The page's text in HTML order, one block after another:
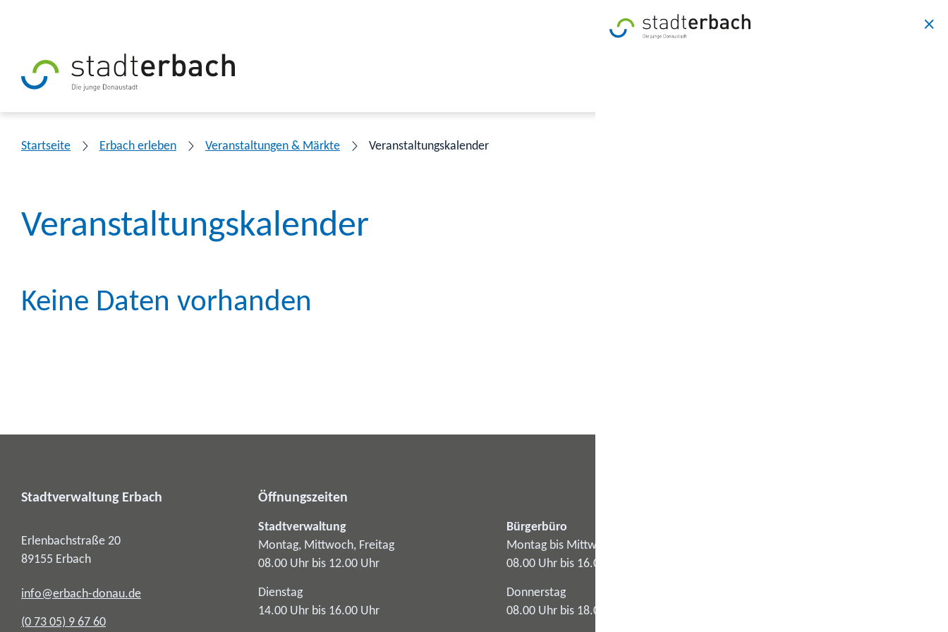
Startseite Erbach erleben Veranstaltungen & Märkte Veranstaltungskalender
Veranstaltungskalender
Keine Daten vorhanden
Stadtverwaltung Erbach
Erlenbachstraße 20
89155 Erbach
info@erbach-donau.de
(0 73 05) 9 67 60
Öffnungszeiten
Stadtverwaltung
Montag, Mittwoch, Freitag
08.00 Uhr bis 12.00 Uhr
Dienstag
14.00 Uhr bis 16.00 Uhr
Bürgerbüro
Montag bis Mittwoch
08.00 Uhr bis 16.00 Uhr
Donnerstag
08.00 Uhr bis 18.00 Uhr